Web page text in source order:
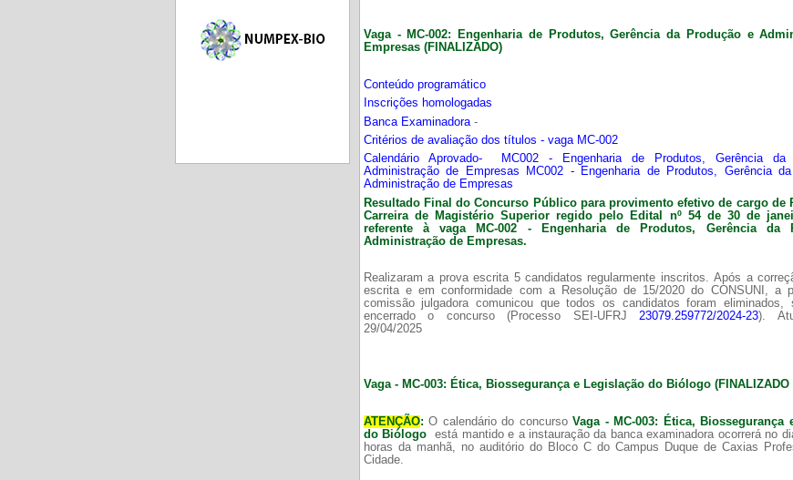
Vaga - MC-002: Engenharia de Produtos, Gerência da Produção e
Empresas (FINALIZADO)
Conteúdo programático
Inscrições homologadas
Banca Examinadora -
Critérios de avaliação dos títulos - vaga MC-002
Calendário Aprovado- MC002 - Engenharia de Produtos, Gerência da
Administração de Empresas MC002 - Engenharia de Produtos, Gerência
Administração de Empresas
Resultado Final do Concurso Público para provimento efetivo de cargo de
Carreira de
Magistério Superior regido pelo Edital nº 54 de 30 de
referente à vaga MC-002 -
Engenharia de Produtos, Gerência da
Administração de Empresas.
Realizaram a prova escrita 5 candidatos regularmente inscritos. Após a
escrita e em conformidade com a Resolução de 15/2020 do CONSUNI, a
comissão julgadora comunicou que todos os candidatos foram eliminados,
encerrado o concurso (Processo SEI-UFRJ23079.259772/2024-23).
29/04/2025
Vaga - MC-003: Ética, Biossegurança e Legislação do Biólogo (FINALIZADO
ATENÇÃO: O calendário do concursoVaga - MC-003: Ética, Biossegurança
do Biólogo
está mantido e a instauração da banca examinadora ocorrerá no
horas da manhã, no auditório do Bloco C do Campus Duque de Caxias
Cidade.